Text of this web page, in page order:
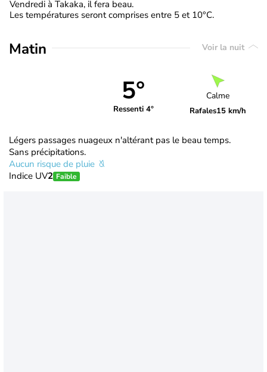
Vendredi à Takaka, il fera beau.
Les températures seront comprises entre 5 et 10°C.
Matin Voir la nuit
5°
Ressenti 4°
Calme
Rafales15 km/h
Légers passages nuageux n'altérant pas le beau temps.
Sans précipitations.
Aucun risque de pluie
Indice UV2 Faible